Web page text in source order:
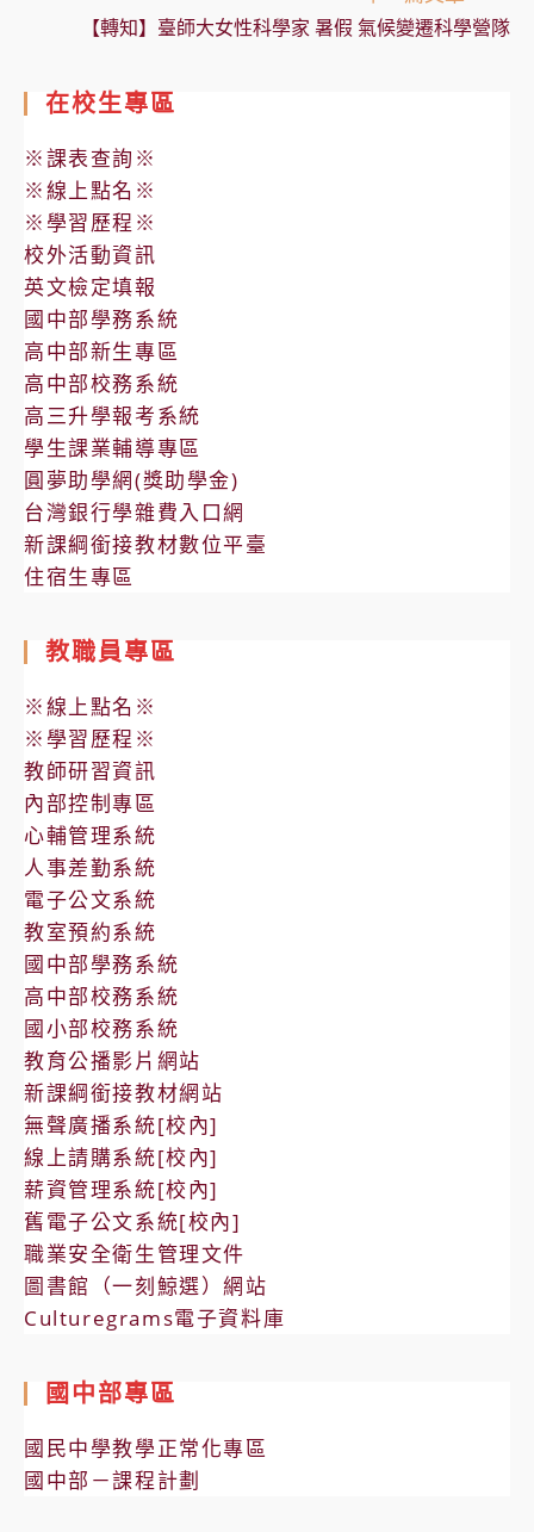
【轉知】臺師大女性科學家 暑假 氣候變遷科學營隊
在校生專區
※課表查詢※
※線上點名※
※學習歷程※
校外活動資訊
英文檢定填報
國中部學務系統
高中部新生專區
高中部校務系統
高三升學報考系統
學生課業輔導專區
圓夢助學網(獎助學金)
台灣銀行學雜費入口網
新課綱銜接教材數位平臺
住宿生專區
教職員專區
※線上點名※
※學習歷程※
教師研習資訊
內部控制專區
心輔管理系統
人事差勤系統
電子公文系統
教室預約系統
國中部學務系統
高中部校務系統
國小部校務系統
教育公播影片網站
新課綱銜接教材網站
無聲廣播系統[校內]
線上請購系統[校內]
薪資管理系統[校內]
舊電子公文系統[校內]
職業安全衛生管理文件
圖書館（一刻鯨選）網站
Culturegrams電子資料庫
國中部專區
國民中學教學正常化專區
國中部－課程計劃